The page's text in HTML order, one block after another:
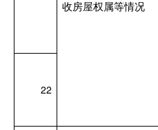
收房屋权属等情况
22